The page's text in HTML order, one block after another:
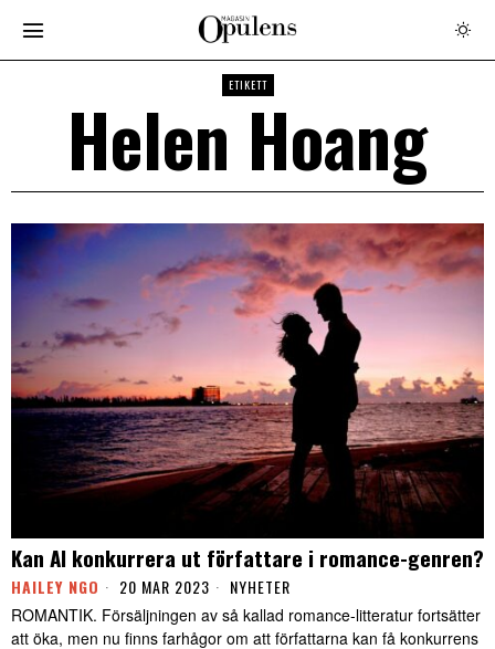
ETIKETT
Helen Hoang
Kan AI konkurrera ut författare i romance-genren?
HAILEY NGO 20 MAR 2023 NYHETER
ROMANTIK. Försäljningen av så kallad romance-litteratur fortsätter
att öka, men nu finns farhågor om att författarna kan få konkurrens